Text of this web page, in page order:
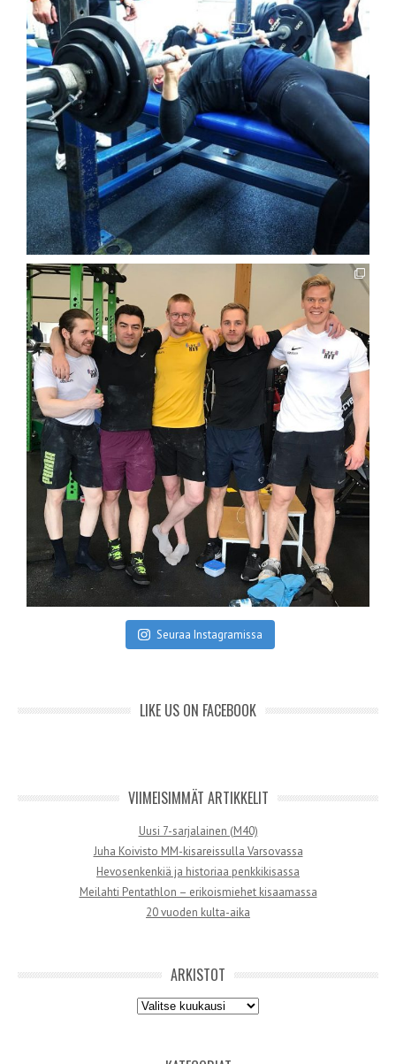
Seuraa Instagramissa
LIKE US ON FACEBOOK
VIIMEISIMMÄT ARTIKKELIT
Uusi 7-sarjalainen (M40)
Juha Koivisto MM-kisareissulla Varsovassa
Hevosenkenkiä ja historiaa penkkikisassa
Meilahti Pentathlon – erikoismiehet kisaamassa
20 vuoden kulta-aika
ARKISTOT
Arkistot